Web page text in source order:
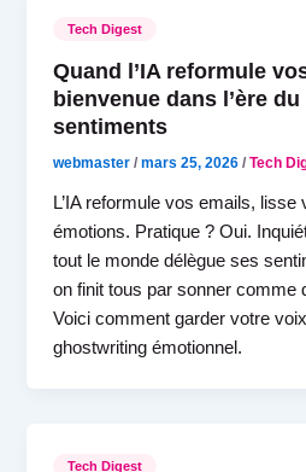
Tech Digest
Quand l’IA reformule
bienvenue dans l’ère
sentiments
webmaster/mars 25, 2026/Tech
L’IA reformule vos emails,
émotions. Pratique ? Oui.
tout le monde délègue ses
on finit tous par sonner comme
Voici comment garder votre
ghostwriting émotionnel.
Tech Digest